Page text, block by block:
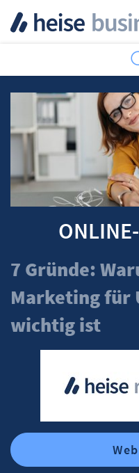
7 Gründe:
Marketing für
wichtig ist